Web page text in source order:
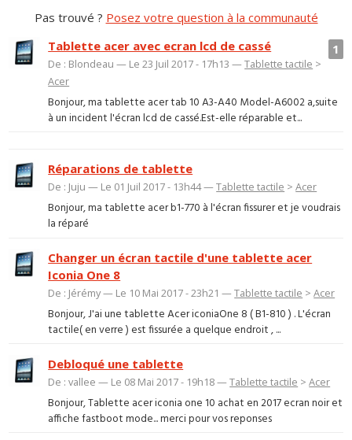
Pas trouvé ? Posez votre question à la communauté
1
Tablette acer avec ecran lcd de cassé
De : Blondeau — Le 23 Juil 2017 - 17h13 —Tablette tactile >
Acer
Bonjour, ma tablette acer tab 10 A3-A40 Model-A6002 a,suite
à un incident l'écran lcd de cassé.Est-elle réparable et...
Réparations de tablette
De : Juju — Le 01 Juil 2017 - 13h44 —Tablette tactile >Acer
Bonjour, ma tablette acer b1-770 à l'écran fissurer et je voudrais
la réparé
Changer un écran tactile d'une tablette acer
Iconia One 8
De : Jérémy — Le 10 Mai 2017 - 23h21 —Tablette tactile >Acer
Bonjour, J'ai une tablette Acer iconiaOne 8 ( B1-810 ) . L'écran
tactile( en verre ) est fissurée a quelque endroit , ...
Debloqué une tablette
De : vallee — Le 08 Mai 2017 - 19h18 —Tablette tactile >Acer
Bonjour, Tablette acer iconia one 10 achat en 2017 ecran noir et
affiche fastboot mode... merci pour vos reponses